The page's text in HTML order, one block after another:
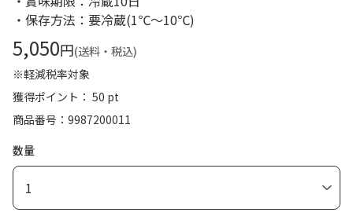
・保存方法：要冷蔵(1℃～10℃)
5,050円(送料・税込)
※軽減税率対象
獲得ポイント： 50 pt
商品番号
9987200011
数量
1